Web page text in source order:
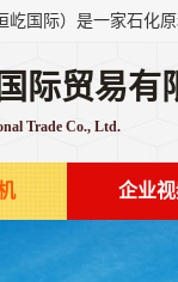
际贸易有
Trade Co., Ltd.
企业